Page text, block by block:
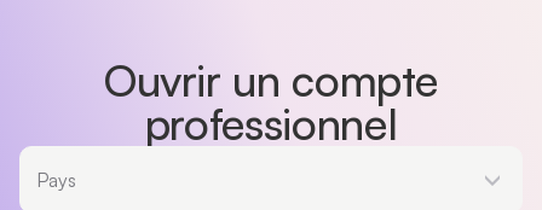
Ouvrir un compte
professionnel
Pays